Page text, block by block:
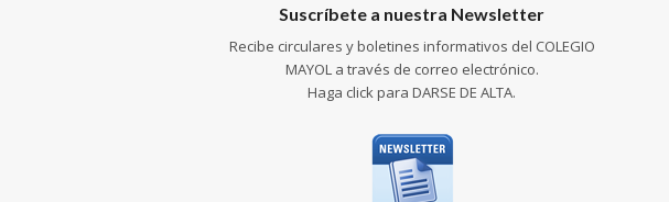
Suscríbete a nuestra Newsletter
Recibe circulares y boletines informativos del COLEGIO
MAYOL a través de correo electrónico.
Haga click para DARSE DE ALTA.